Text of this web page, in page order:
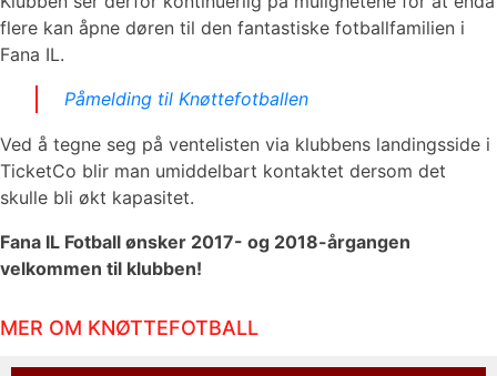
flere kan åpne døren til den fantastiske fotballfamilien i
Fana IL.
Påmelding til Knøttefotballen
Ved å tegne seg på ventelisten via klubbens landingsside i
TicketCo blir man umiddelbart kontaktet dersom det
skulle bli økt kapasitet.
Fana IL Fotball ønsker 2017- og 2018-årgangen
velkommen til klubben!
MER OM KNØTTEFOTBALL